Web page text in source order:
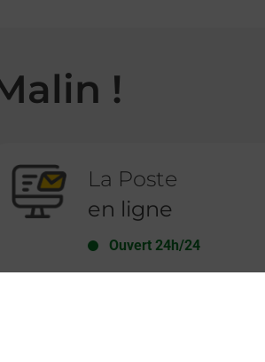
!
La Poste
en ligne
Ouvert 24h/24